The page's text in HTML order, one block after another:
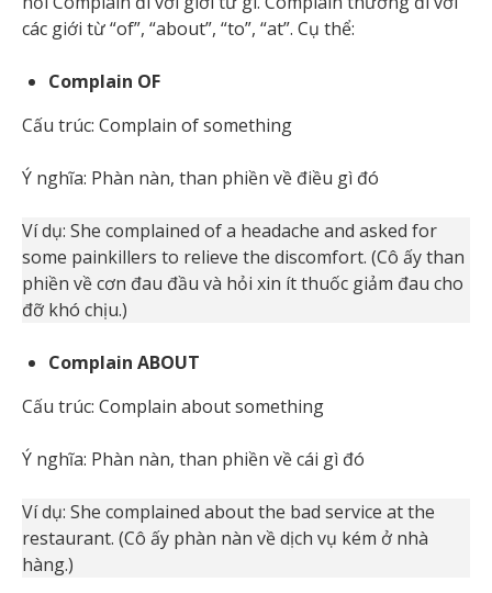
các giới từ “of”, “about”, “to”, “at”. Cụ thể:
Complain OF
Cấu trúc: Complain of something
Ý nghĩa: Phàn nàn, than phiền về điều gì đó
Ví dụ: She complained of a headache and asked for
some painkillers to relieve the discomfort. (Cô ấy than
phiền về cơn đau đầu và hỏi xin ít thuốc giảm đau cho
đỡ khó chịu.)
Complain ABOUT
Cấu trúc: Complain about something
Ý nghĩa: Phàn nàn, than phiền về cái gì đó
Ví dụ: She complained about the bad service at the
restaurant. (Cô ấy phàn nàn về dịch vụ kém ở nhà
hàng.)